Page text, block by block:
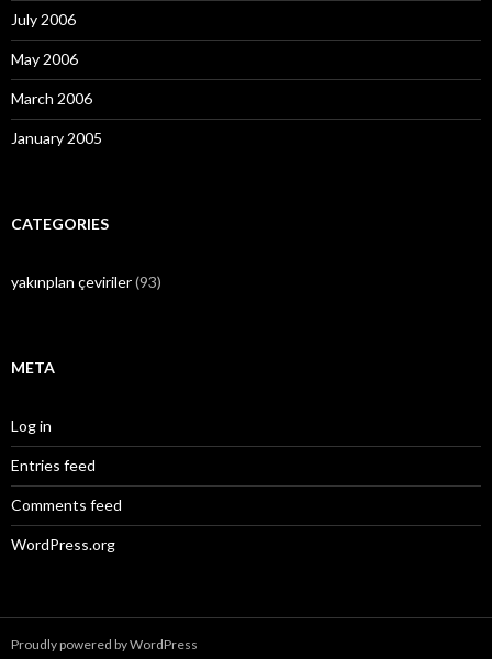
July 2006
May 2006
March 2006
January 2005
CATEGORIES
yakınplan çeviriler(93)
META
Log in
Entries feed
Comments feed
WordPress.org
Proudly powered by WordPress